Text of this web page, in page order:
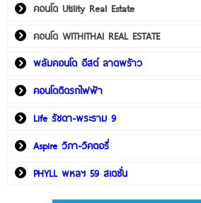
คอนโด Utility Real Estate
คอนโด WITHITHAI REAL ESTATE
พลัมคอนโด อีสต์ ลาดพร้าว
คอนโดติดรถไฟฟ้า
Life รัชดา-พระราม 9
Aspire วิภา-วิคตอรี่
PHYLL พหลฯ 59 สเตชั่น